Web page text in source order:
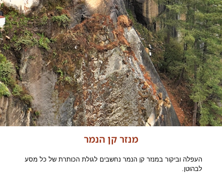
מנזר קן הנמר
העפלה וביקור במנזר קן הנמר נחשבים לגולת הכותרת של כל מסע
לבהוטן.